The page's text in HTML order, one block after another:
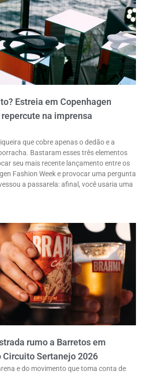
Estreia em Copenhagen
na imprensa
que cobre apenas o dedão e a
Bastaram esses três elementos
seu mais recente lançamento entre os
Fashion Week e provocar uma pergunta
a passarela: afinal, você usaria uma
rumo a Barretos em
Circuito Sertanejo 2026
e do movimento que toma conta de